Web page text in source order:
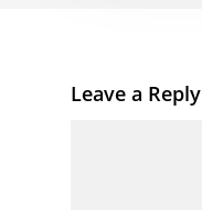
Leave a Reply